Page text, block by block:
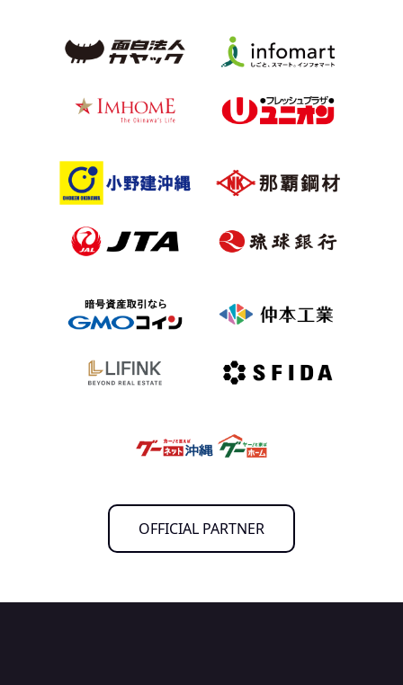
OFFICIAL PARTNER